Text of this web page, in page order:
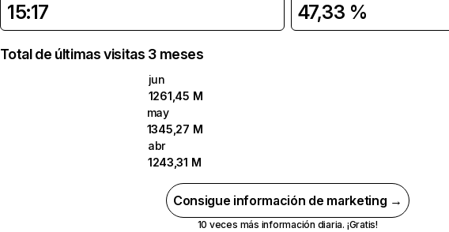
15:17 47,33 %
Total de últimas visitas 3 meses
jun
1261,45 M
may
1345,27 M
abr
1243,31 M
Consigue información de marketing →
10 veces más información diaria. ¡Gratis!